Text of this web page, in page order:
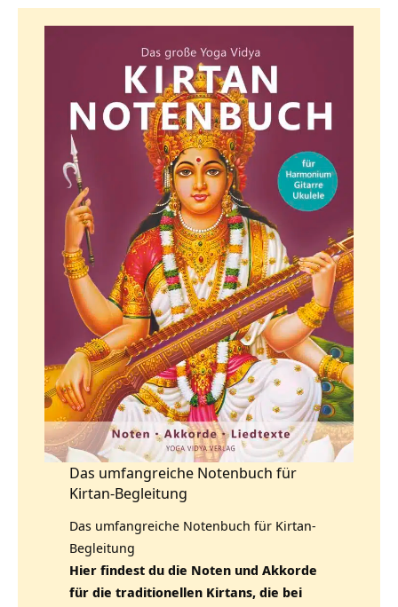
Das umfangreiche Notenbuch für
Kirtan-Begleitung
Das umfangreiche Notenbuch für Kirtan-
Begleitung
Hier findest du die Noten und Akkorde
für die traditionellen Kirtans, die bei